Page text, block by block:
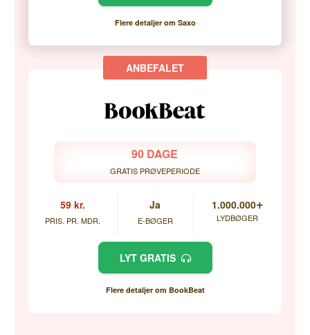
Flere detaljer om Saxo
90 DAGE
GRATIS PRØVEPERIODE
59 kr.
PRIS. PR. MDR.
Ja
E-BØGER
1.000.000+
LYDBØGER
LYT GRATIS
Flere detaljer om BookBeat